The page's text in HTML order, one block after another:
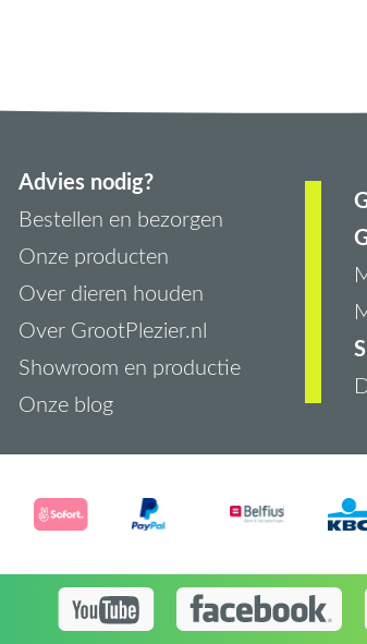
Advies nodig?
Bestellen en bezorgen
Onze producten
Over dieren houden
Over GrootPlezier.nl
Showroom en productie
Onze blog